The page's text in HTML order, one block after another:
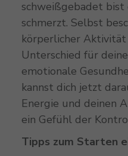
schweißgebadet
schmerzt. Selbst
körperlicher
Unterschied für
emotionale
kannst dich jetzt
Energie und deinen
ein Gefühl der
Tipps zum Starten